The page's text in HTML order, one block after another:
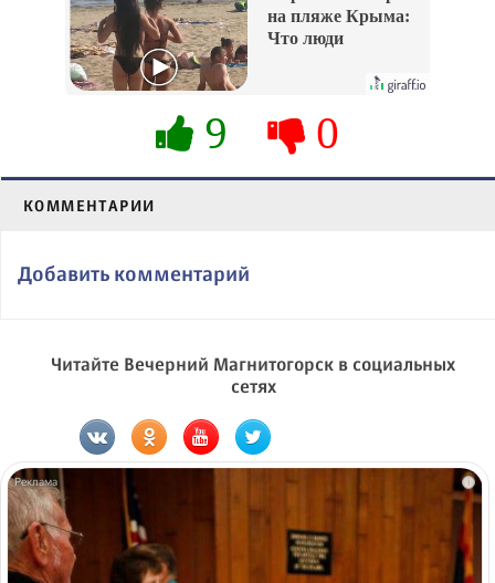
на пляже Крыма:
Что люди
их не видят...
9 0
КОММЕНТАРИИ
Добавить комментарий
Читайте Вечерний Магнитогорск в социальных
сетях
i